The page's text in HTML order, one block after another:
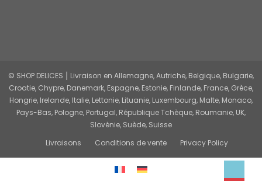
© SHOP DELICES ⎮ Livraison en Allemagne, Autriche, Belgique, Bulgarie,
Croatie, Chypre, Danemark, Espagne, Estonie, Finlande, France, Grèce,
Hongrie, Irelande, Italie, Lettonie, Lituanie, Luxembourg, Malte, Monaco,
Pays-Bas, Pologne, Portugal, République Tchèque, Roumanie, UK,
Slovénie, Suède, Suisse
Livraisons
Conditions de vente Privacy Policy